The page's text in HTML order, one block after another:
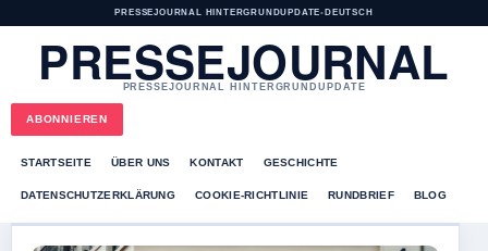
PRESSEJOURNAL HINTERGRUNDUPDATE• DEUTSCH
PRESSEJOURNAL
PRESSEJOURNAL HINTERGRUNDUPDATE
ABONNIEREN
STARTSEITE ÜBER UNS KONTAKT GESCHICHTE
DATENSCHUTZERKLÄRUNG COOKIE-RICHTLINIE RUNDBRIEF BLOG